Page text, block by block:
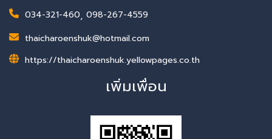
034-321-460, 098-267-4559
thaicharoenshuk@hotmail.com
https://thaicharoenshuk.yellowpages.co.th
เพิ่มเพื่อน